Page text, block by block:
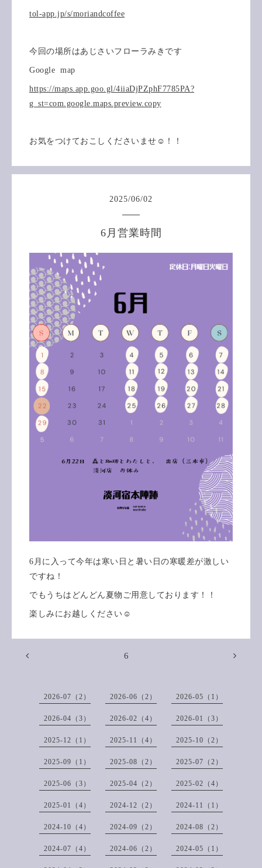
tol-app.jp/s/moriandcoffee
今回の場所はあじさいフローラみきです
Google map
https://maps.app.goo.gl/4iiaDjPZphF7785PA?
g_st=com.google.maps.preview.copy
お気をつけておこしくださいませ☺️！！
2025/06/02
6月営業時間
6月に入って今年は寒い日と暑い日の寒暖差が激しい
ですね！
でもうちはどんどん夏物ご用意しております！！
楽しみにお越しください☺️
6
2026-07（2） 2026-06（2） 2026-05（1）
2026-04（3） 2026-02（4） 2026-01（3）
2025-12（1） 2025-11（4） 2025-10（2）
2025-09（1） 2025-08（2） 2025-07（2）
2025-06（3） 2025-04（2） 2025-02（4）
2025-01（4） 2024-12（2） 2024-11（1）
2024-10（4） 2024-09（2） 2024-08（2）
2024-07（4） 2024-06（2） 2024-05（1）